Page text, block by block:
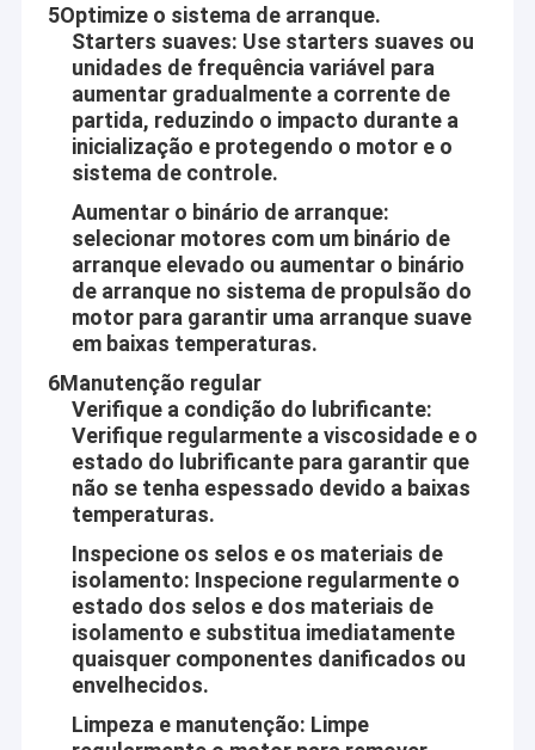
Casa
Produtos
Sobre nós
Excursão da fábrica
Controle da qualidade
Contacte-nos
Casos
Motor de engrenagem micro DC de 12 mm
16 mm-20 mm Mini DC Gear Motors
5Optimize o sistema de arranque.
Starters suaves: Use starters suaves ou
unidades de frequência variável para
aumentar gradualmente a corrente de
partida, reduzindo o impacto durante a
inicialização e protegendo o motor e o
sistema de controle.
Aumentar o binário de arranque:
selecionar motores com um binário de
arranque elevado ou aumentar o binário
de arranque no sistema de propulsão do
motor para garantir uma arranque suave
em baixas temperaturas.
6Manutenção regular
Verifique a condição do lubrificante:
Verifique regularmente a viscosidade e o
estado do lubrificante para garantir que
não se tenha espessado devido a baixas
temperaturas.
Inspecione os selos e os materiais de
isolamento: Inspecione regularmente o
estado dos selos e dos materiais de
isolamento e substitua imediatamente
quaisquer componentes danificados ou
envelhecidos.
Limpeza e manutenção: Limpe
O motor Co. de Shenzhen Jinshunlaite, Ltd. é um fabricante do
motor da engrenagem da C.C., do motor do bldc, do motor da
engrenagem de sem-fim, do micro motor, do motor etc. do
pwm, Aslong é nosso tipo. com facilidades de teste bem-
equipadas e força técnica forte. Com uma vasta gama, uma
boa qualidade, uns preços razoáveis e uns projetos à moda,
nossos produtos são usados extensivamente em muitas
indústrias. Nossos produtos extensamente são reconhecidos e
confiados por usuários e podem encontrar continuamente a
mudança de necessidades econômicas e sociais. Nós damos
boas-vindas clientes novos e idosos de todas as classes
sociais para contactar-nos para os relacionamentos
comerciais futuros e o sucesso mútuo!
Visão da empresa
Desde a ciência e a tecnologia está tornando-se gradualmente,
cada vez mais automatizações estão entrando a vida, o
trabalho e os ambientes do pessoa ao redor, como o agregado
familiar, o escritório, a beleza e os cuidados médicos,
segurança segura do anúncio, tráfegos e comunicações, curso